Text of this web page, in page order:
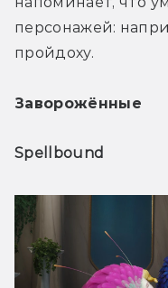
персонажей:
пройдоху.
Заворожённые
Spellbound